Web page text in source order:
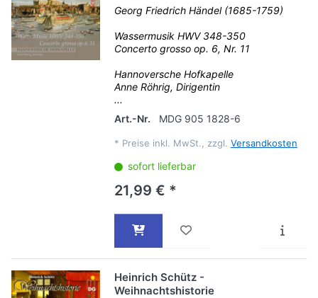
Georg Friedrich Händel (1685-1759)
Wassermusik HWV 348-350
Concerto grosso op. 6, Nr. 11
Hannoversche Hofkapelle
Anne Röhrig, Dirigentin
...
Art.-Nr.
MDG 905 1828-6
* Preise inkl. MwSt., zzgl. Versandkosten
sofort lieferbar
21,99 € *
Heinrich Schütz -
Weihnachtshistorie